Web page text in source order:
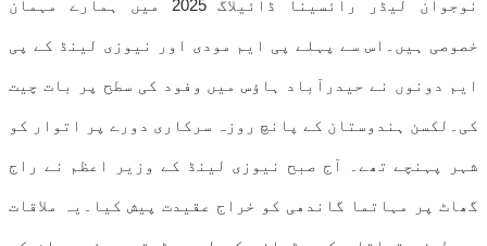
نوجوان لیڈر رائسینا ڈائیلاگ 2025 میں ہمارے مہمان
خصوصی ہیں۔اس سے پہلے پی ایم مودی اور نیوزی لینڈ کے پی
ایم دونوں نے حیدرآباد ہاؤس میں وفود کی سطح پر بات چیت
کی۔لکسن ہندوستان کے پانچ روزہ سرکاری دورے پر اتوار کو
شہر پہنچے تھے۔ آج صبح نیوزی لینڈ کے وزیر اعظم نے راج
گھاٹ پر مہاتما گاندھی کو خراج عقیدت پیش کیا۔یہ ملاقات